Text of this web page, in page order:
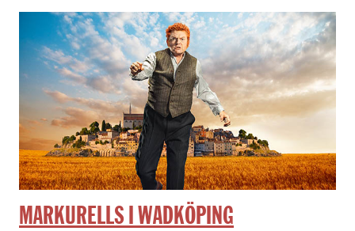
MARKURELLS I WADKÖPING